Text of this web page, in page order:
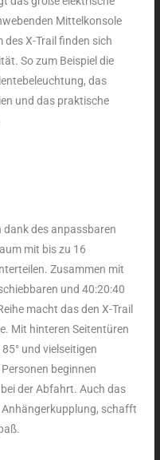
Mittelkonsole
X-Trail finden sich
So zum Beispiel die
das
und das praktische
dank des anpassbaren
mit bis zu 16
Zusammen mit
und 40:20:40
macht das den X-Trail
Mit hinteren Seitentüren
und vielseitigen
beginnen
der Abfahrt. Auch das
schafft